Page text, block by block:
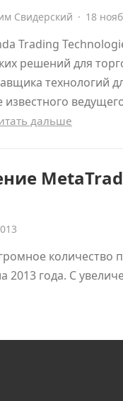
Свидерский · 18
Trading
решений для
технологий
известного
дальше
количество
2013 года. С